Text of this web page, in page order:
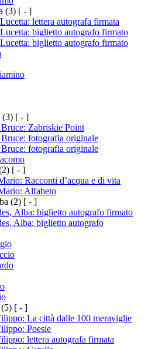
(3) [ - ]
lettera autografa firmata
biglietto autografo firmato
biglietto autografo firmato
(3) [ - ]
Zabriskie Point
fotografia originale
fotografia originale
[ - ]
Racconti d’acqua e di vita
Alfabeto
(2) [ - ]
Alba: biglietto autografo firmato
Alba: biglietto autografo
(5) [ - ]
La città dalle 100 meraviglie
Poesie
lettera autografa firmata